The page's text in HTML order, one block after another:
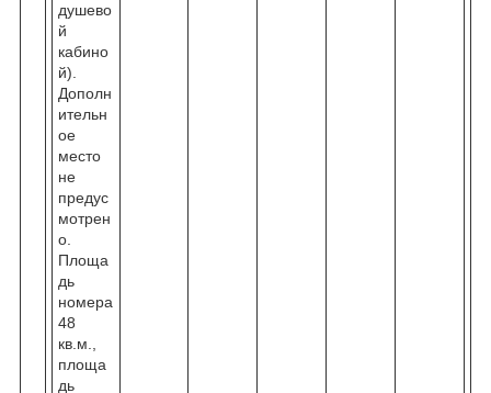
душево
й
кабино
й).
Дополн
ительн
ое
место
не
предус
мотрен
о.
Площа
дь
номера
48
кв.м.,
площа
дь